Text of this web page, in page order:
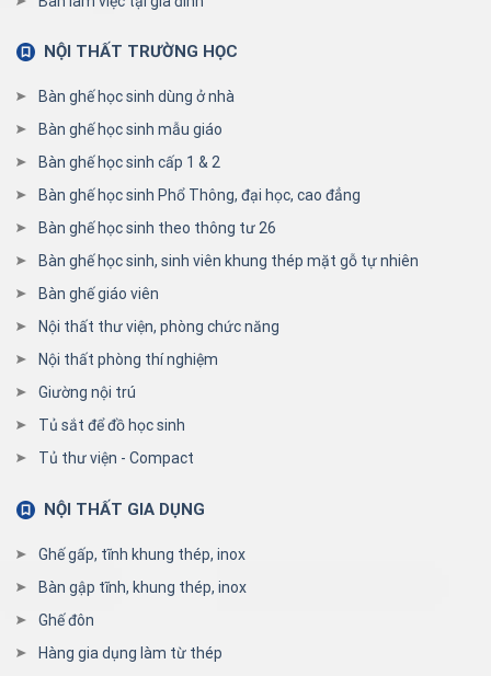
NỘI THẤT TRƯỜNG HỌC
Bàn ghế học sinh dùng ở nhà
Bàn ghế học sinh mẫu giáo
Bàn ghế học sinh cấp 1 & 2
Bàn ghế học sinh Phổ Thông, đại học, cao đẳng
Bàn ghế học sinh theo thông tư 26
Bàn ghế học sinh, sinh viên khung thép mặt gỗ tự nhiên
Bàn ghế giáo viên
Nội thất thư viện, phòng chức năng
Nội thất phòng thí nghiệm
Giường nội trú
Tủ sắt để đồ học sinh
Tủ thư viện - Compact
NỘI THẤT GIA DỤNG
Ghế gấp, tĩnh khung thép, inox
Bàn gập tĩnh, khung thép, inox
Ghế đôn
Hàng gia dụng làm từ thép